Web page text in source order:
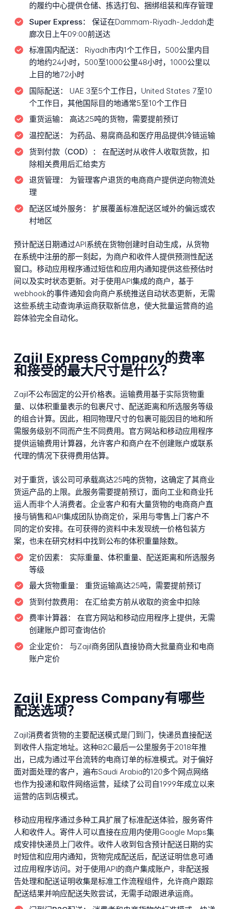
的履约中心提供仓储、拣选打包、捆绑组装和库存管理
Super Express：
保证在Dammam-Riyadh-Jeddah走
廊次日上午09:00前送达
标准国内配送：
Riyadh市内1个工作日，500公里内目
的地约24小时，500至1000公里48小时，1000公里以
上目的地72小时
国际配送：
UAE 3至5个工作日，United States 7至10
个工作日，其他国际目的地通常5至10个工作日
重货运输：
高达25吨的货物，需要提前预订
温控配送：
为药品、易腐商品和医疗用品提供冷链运输
货到付款（COD）：
在配送时从收件人收取货款，扣
除相关费用后汇给卖方
退货管理：
为管理客户退货的电商商户提供逆向物流处
理
配送区域外服务：
扩展覆盖标准配送区域外的偏远或农
村地区
预计配送日期通过API系统在货物创建时自动生成，从货物
在系统中注册的那一刻起，为商户和收件人提供预测性配送
窗口。移动应用程序通过短信和应用内通知提供这些预估时
间以及实时状态更新。对于使用API集成的商户，基于
webhook的事件通知会向商户系统推送自动状态更新，无需
这些系统主动查询承运商获取新信息，使大批量运营商的追
踪体验完全自动化。
Zajil Express Company的费率
和接受的最大尺寸是什么？
Zajil不公布固定的公开价格表。运输费用基于实际货物重
量、以体积重量表示的包裹尺寸、配送距离和所选服务等级
的组合计算。因此，相同物理尺寸的包裹可能因目的地和所
需服务级别不同而产生不同费用。官方网站和移动应用程序
提供运输费用计算器，允许客户和商户在不创建账户或联系
代理的情况下获得费用估算。
对于重货，该公司可承载高达25吨的货物，这确定了其商业
货运产品的上限。此服务需要提前预订，面向工业和商业托
运人而非个人消费者。企业客户和有大量货物的电商商户直
接与销售和API集成团队协商定价，采用与零售上门客户不
同的定价安排。在可获得的资料中未发现统一价格包装方
案，也未在研究材料中找到公布的体积重量除数。
定价因素：
实际重量、体积重量、配送距离和所选服务
等级
最大货物重量：
重货运输高达25吨，需要提前预订
货到付款费用：
在汇给卖方前从收取的资金中扣除
费率计算器：
在官方网站和移动应用程序上提供，无需
创建账户即可查询估价
企业定价：
与Zajil商务团队直接协商大批量商业和电商
账户定价
Zajil Express Company有哪些
配送选项？
Zajil消费者货物的主要配送模式是门到门，快递员直接配送
到收件人指定地址。这种B2C最后一公里服务于2018年推
出，已成为通过平台流转的电商订单的标准模式。对于偏好
面对面处理的客户，遍布Saudi Arabia的120多个网点网络
也作为投递和取件网络运营，延续了公司自1999年成立以来
运营的店到店模式。
移动应用程序通过多种工具扩展了标准配送体验，服务寄件
人和收件人。寄件人可以直接在应用内使用Google Maps集
成安排快递员上门收件。收件人收到包含预计配送日期的实
时短信和应用内通知，货物完成配送后，配送证明信息可通
过应用程序访问。对于使用API的商户集成账户，非配送报
告处理和配送证明收集是标准工作流程组件，允许商户跟踪
配送结果并响应配送失败尝试，无需手动跟进承运商。